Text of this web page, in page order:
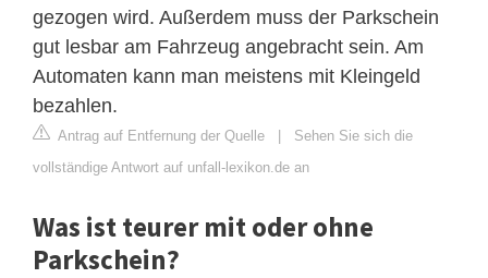
gezogen wird. Außerdem muss der Parkschein
gut lesbar am Fahrzeug angebracht sein. Am
Automaten kann man meistens mit Kleingeld
bezahlen.
Antrag auf Entfernung der Quelle | Sehen Sie sich die
vollständige Antwort auf unfall-lexikon.de an
Was ist teurer mit oder ohne
Parkschein?